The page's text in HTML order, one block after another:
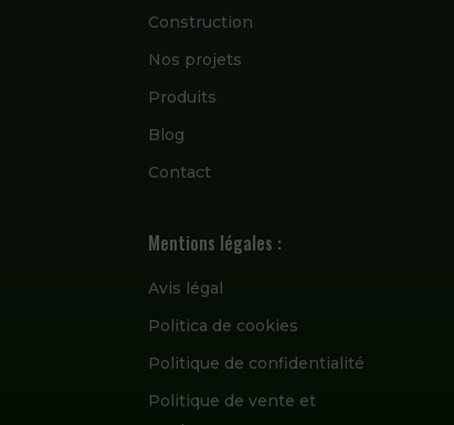
Construction
Nos projets
Produits
Blog
Contact
Mentions légales :
Avis légal
Politica de cookies
Politique de confidentialité
Politique de vente et